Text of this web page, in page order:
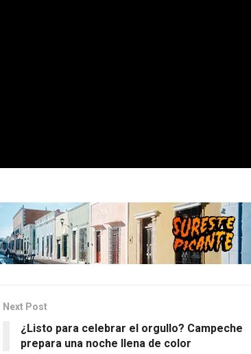
Next Post
¿Listo para celebrar el orgullo? Campeche
prepara una noche llena de color